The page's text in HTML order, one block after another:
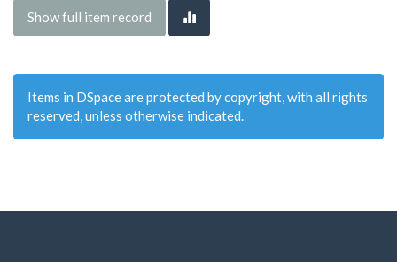
Show full item record
Items in DSpace are protected by copyright, with all rights
reserved, unless otherwise indicated.